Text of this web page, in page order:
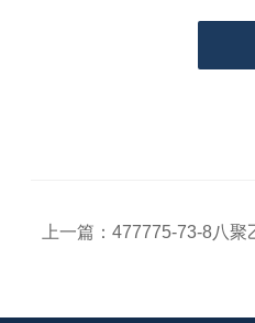
上一篇： 477775-73-8八聚